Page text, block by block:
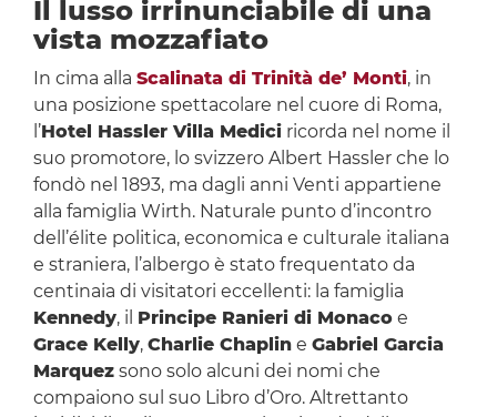
Il lusso irrinunciabile di una
vista mozzafiato
In cima alla Scalinata di Trinità de’ Monti, in
una posizione spettacolare nel cuore di Roma,
l’Hotel Hassler Villa Mediciricorda nel nome il
suo promotore, lo svizzero Albert Hassler che lo
fondò nel 1893, ma dagli anni Venti appartiene
alla famiglia Wirth. Naturale punto d’incontro
dell’élite politica, economica e culturale italiana
e straniera, l’albergo è stato frequentato da
centinaia di visitatori eccellenti: la famiglia
Kennedy, il Principe Ranieri di Monacoe
Grace Kelly, Charlie Chapline Gabriel Garcia
Marquezsono solo alcuni dei nomi che
compaiono sul suo Libro d’Oro. Altrettanto